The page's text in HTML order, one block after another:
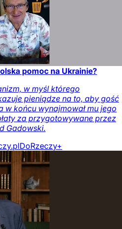
pomoc na Ukrainie?
w myśl którego
pieniądze na to, aby gość
w końcu wynajmował mu jego
za przygotowywane przez
Gadowski.
DoRzeczy+